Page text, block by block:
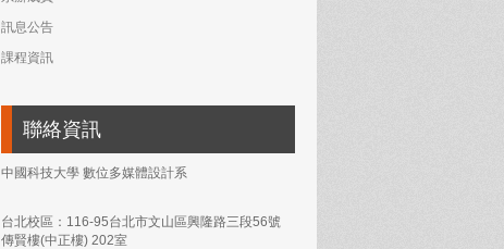
訊息公告
課程資訊
聯絡資訊
中國科技大學 數位多媒體設計系
台北校區：116-95台北市文山區興隆路三段56號
傳賢樓(中正樓) 202室